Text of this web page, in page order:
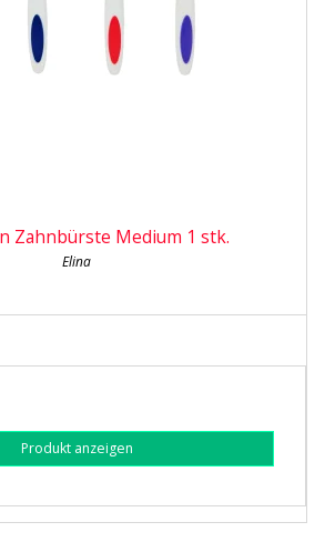
Zahnbürste Medium 1 stk.
Elina
Produkt anzeigen